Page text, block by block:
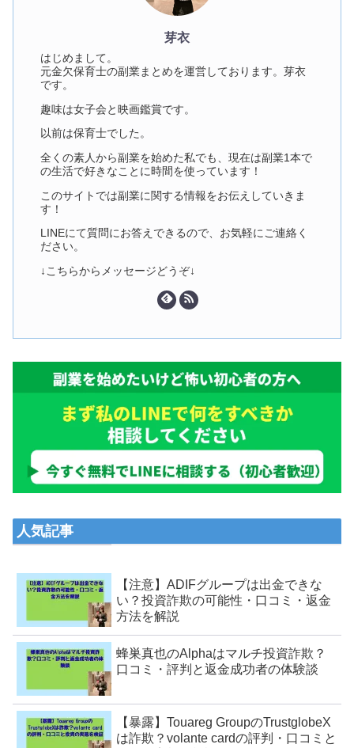
芽衣
はじめまして。
元金欠保育士の副業まとめを運営しております。芽衣
です。
趣味は女子会と映画鑑賞です。
以前は保育士でした。
全くの素人から副業を始めた私でも、現在は副業1本で
の生活で好きなことに時間を使っています！
このサイトでは副業に関する情報をお伝えしていきま
す！
LINEにて質問にお答えできるので、お気軽にご連絡く
ださい。
↓こちらからメッセージどうぞ↓
人気記事
【注意】ADIFグループは出金できな
い？投資詐欺の可能性・口コミ・返金
方法を解説
蜂巣真也のAlphaはマルチ投資詐欺？
口コミ・評判と返金成功者の体験談
【暴露】Touareg GroupのTrustglobeX
は詐欺？volante cardの評判・口コミと